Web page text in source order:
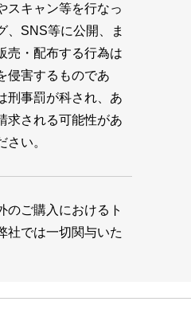
スキャン等を行なっ
、SNS等に公開、ま
売・配布する行為は
侵害するものであ
刑事罰が科され、あ
求される可能性があ
さい。
のご購入におけるト
社では一切関与いた